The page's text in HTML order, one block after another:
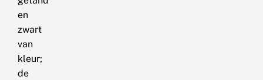
en
zwart
van
kleur;
de